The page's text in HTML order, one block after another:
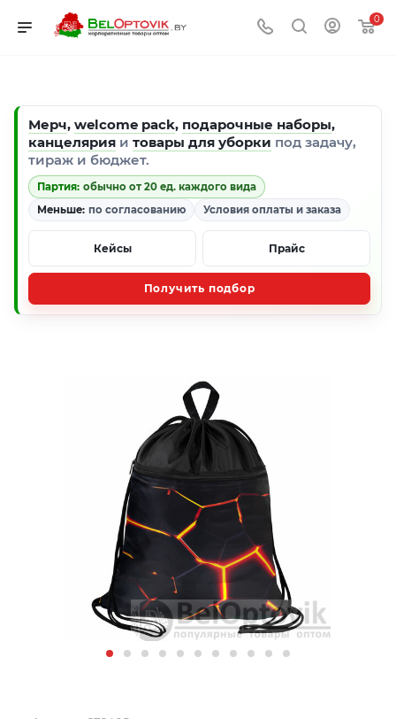
0
Мерч, welcome pack, подарочные наборы,
канцелярия и товары для уборки под задачу,
тираж и бюджет.
Партия: обычно от 20 ед. каждого вида
Меньше: по согласованию Условия оплаты и заказа
Кейсы Прайс
Получить подбор